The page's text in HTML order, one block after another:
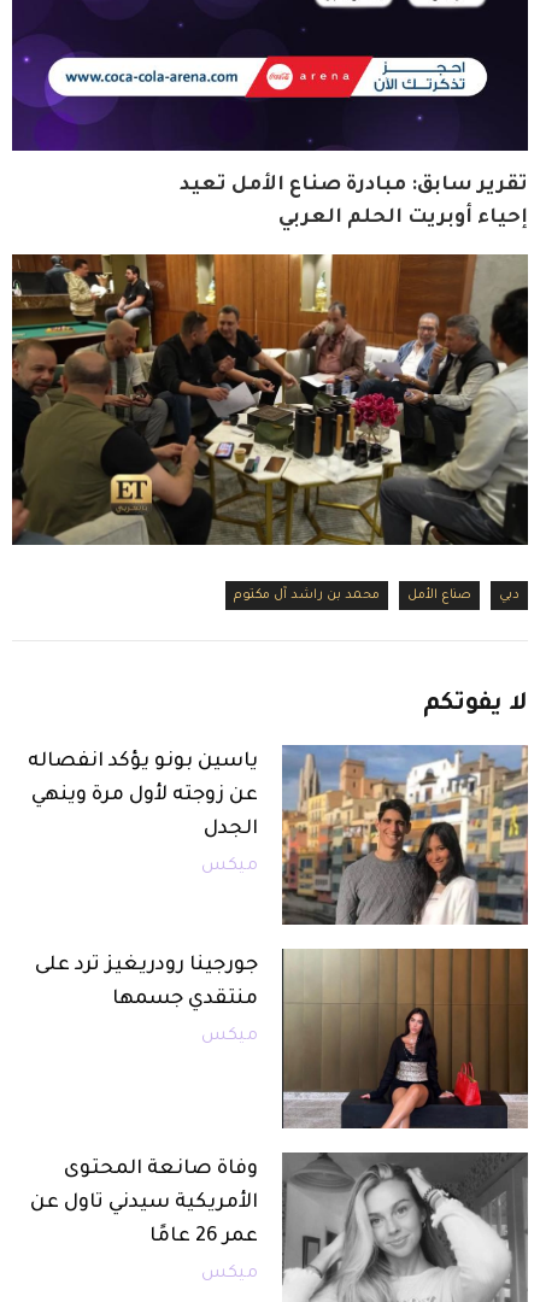
تقرير سابق: مبادرة صناع الأمل تعيد
إحياء أوبريت الحلم العربي
دبي صناع الأمل محمد بن راشد آل مكتوم
لا يفوتكم
ياسين بونو يؤكد انفصاله
عن زوجته لأول مرة وينهي
الجدل
ميكس
جورجينا رودريغيز ترد على
منتقدي جسمها
ميكس
وفاة صانعة المحتوى
الأمريكية سيدني تاول عن
عمر 26 عامًا
ميكس